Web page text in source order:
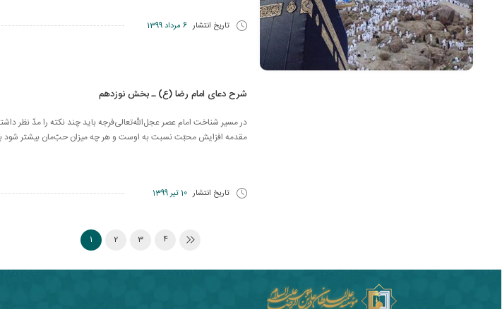
تاریخ انتشار 6 مرداد 1399
شرح دعای امام رضا (ع) ـ بخش نوزدهم
در مسیر شناخت امام عصر عجل‌الله‌تعالی‌فرجه باید چند نكته را مدّ نظر
مقدمه افزایش محبّت نسبت به اوست و هر چه میزان حبّ‌مان بیشتر شود
تاریخ انتشار 10 تیر 1399
1 2 3 4